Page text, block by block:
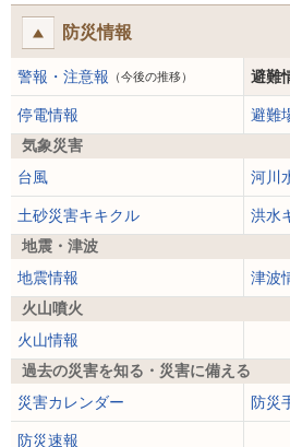
防災情報
警報・注意報 （今後の推移） 避難
停電情報
避難
気象災害
台風
河川
土砂災害キキクル
洪水
地震・津波
地震情報
津波
火山噴火
火山情報
過去の災害を知る・災害に備える
災害カレンダー
防災
防災速報